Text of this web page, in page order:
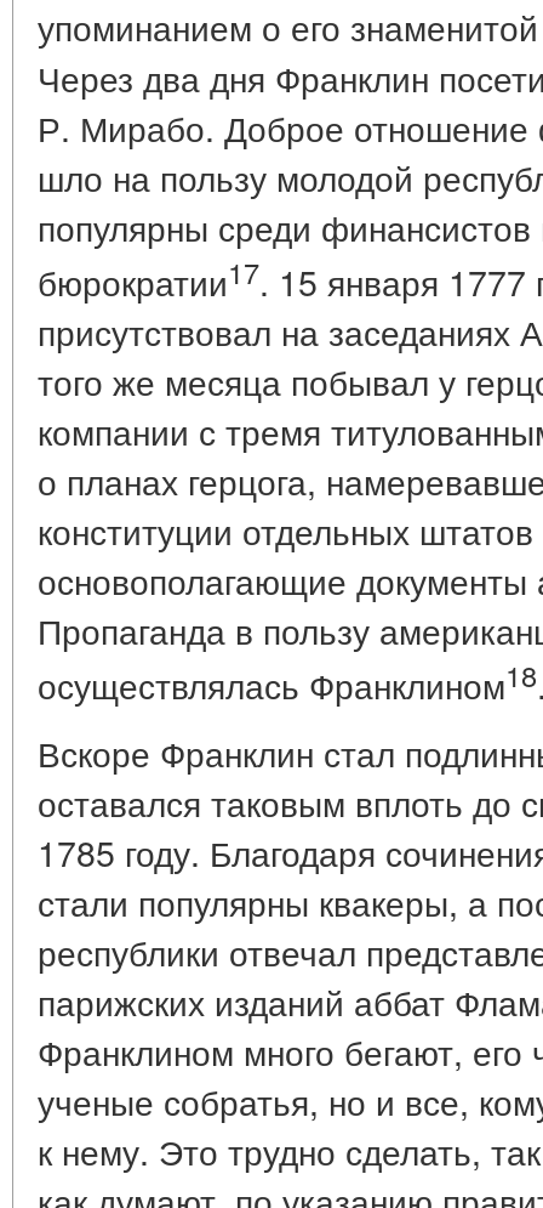
упоминанием о его
Через два дня Франклин
Р. Мирабо. Доброе отношение
шло на пользу молодой
популярны среди
бюрократии17. 15 января 1777
присутствовал на заседаниях
того же месяца побывал у
компании с тремя
о планах герцога,
конституции отдельных
основополагающие
Пропаганда в пользу
осуществлялась Франклином18
Вскоре Франклин стал
оставался таковым вплоть до
1785 году. Благодаря
стали популярны квакеры, а
республики отвечал
парижских изданий аббат
Франклином много бегают, его
ученые собратья, но и все,
к нему. Это трудно сделать,